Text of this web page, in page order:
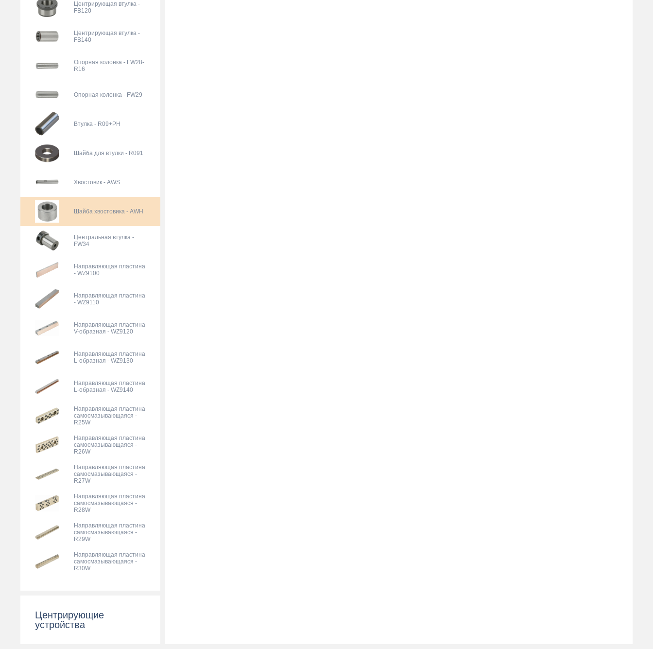
Центрирующая втулка -
FB120
Центрирующая втулка -
FB140
Опорная колонка - FW28-
R16
Опорная колонка - FW29
Втулка - R09+PH
Шайба для втулки - R091
Хвостовик - AWS
Шайба хвостовика - AWH
Центральная втулка -
FW34
Направляющая пластина
- WZ9100
Направляющая пластина
- WZ9110
Направляющая пластина
V-образная - WZ9120
Направляющая пластина
L-образная - WZ9130
Направляющая пластина
L-образная - WZ9140
Направляющая пластина
самосмазывающаяся -
R25W
Направляющая пластина
самосмазывающаяся -
R26W
Направляющая пластина
самосмазывающаяся -
R27W
Направляющая пластина
самосмазывающаяся -
R28W
Направляющая пластина
самосмазывающаяся -
R29W
Направляющая пластина
самосмазывающаяся -
R30W
Центрирующие
устройства